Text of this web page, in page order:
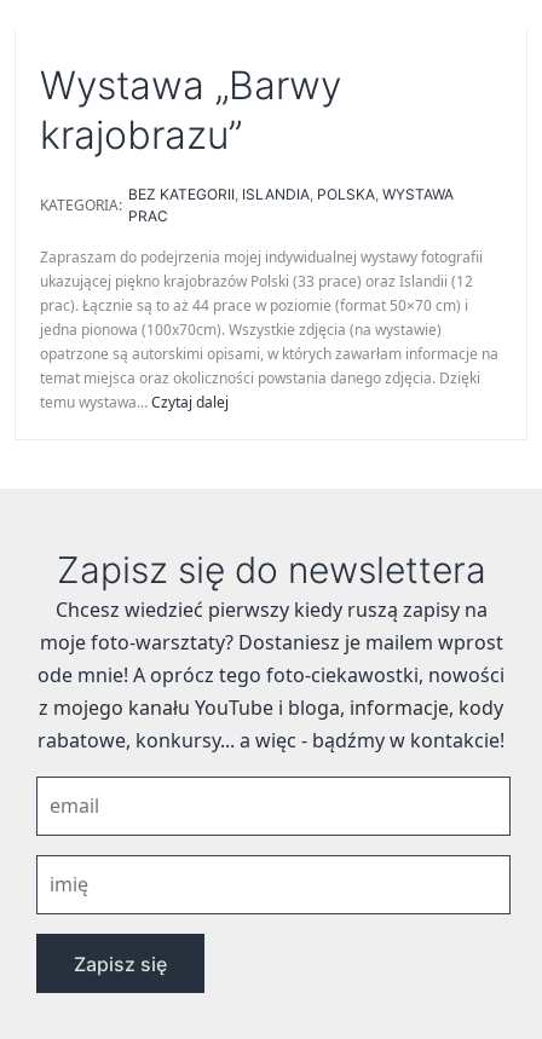
Wystawa „Barwy
krajobrazu”
KATEGORIA:
BEZ KATEGORII, ISLANDIA, POLSKA, WYSTAWA
PRAC
Zapraszam do podejrzenia mojej indywidualnej wystawy fotografii
ukazującej piękno krajobrazów Polski (33 prace) oraz Islandii (12
prac). Łącznie są to aż 44 prace w poziomie (format 50×70 cm) i
jedna pionowa (100x70cm). Wszystkie zdjęcia (na wystawie)
opatrzone są autorskimi opisami, w których zawarłam informacje na
temat miejsca oraz okoliczności powstania danego zdjęcia. Dzięki
temu wystawa…Czytaj dalej
Zapisz się do newslettera
Chcesz wiedzieć pierwszy kiedy ruszą zapisy na
moje foto-warsztaty? Dostaniesz je mailem wprost
ode mnie! A oprócz tego foto-ciekawostki, nowości
z mojego kanału YouTube i bloga, informacje, kody
rabatowe, konkursy... a więc - bądźmy w kontakcie!